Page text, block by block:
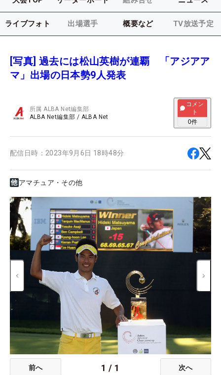
ライブフォト 出場選手 概要など TV放送予定
[写真] 過去には松山英樹が連覇 「アジアア
マ」出場の日本勢9人発表
所属ALBA Net編集部
ALBA Net編集部 / ALBA Net
コメン
ト
0件
配信日時： 2023年9月6日 18時48分
アマチュア・その他
前へ 1 / 1 次へ